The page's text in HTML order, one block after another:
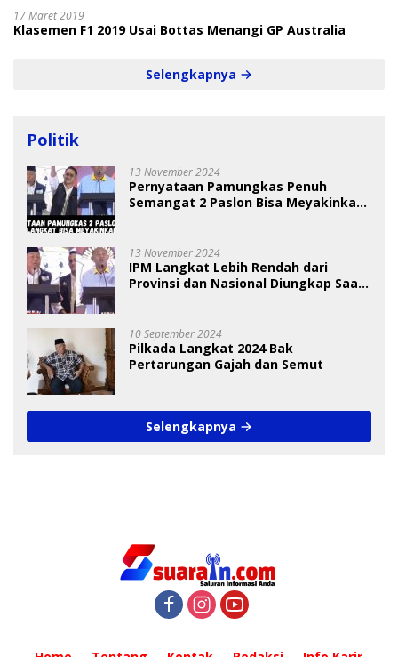
17 Maret 2019
Klasemen F1 2019 Usai Bottas Menangi GP Australia
Selengkapnya
Politik
13 November 2024
Pernyataan Pamungkas Penuh
Semangat 2 Paslon Bisa Meyakinkan
13 November 2024
IPM Langkat Lebih Rendah dari
Provinsi dan Nasional Diungkap Saat
10 September 2024
Pilkada Langkat 2024 Bak
Pertarungan Gajah dan Semut
Selengkapnya